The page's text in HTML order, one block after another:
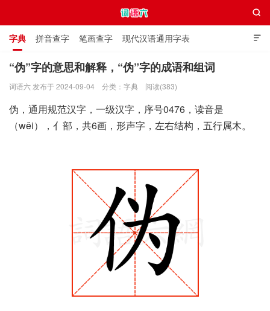

字典 拼音查字 笔画查字 现代汉语通用字表
通用规范汉字表 叠字大全 独体字大全 极简英语词典

“伪”字的意思和解释，“伪”字的成语和组词
词语六 发布于 2024-09-04 分类： 字典 阅读(383)
伪，通用规范汉字，一级汉字，序号0476，读音是
（wěi），亻部，共6画，形声字，左右结构，五行属木。